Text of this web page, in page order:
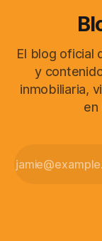
El blog oficial
y
inmobiliaria,
en